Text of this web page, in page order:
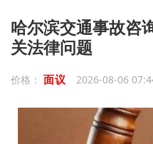
哈尔滨交通事故咨
关法律问题
价格： 面议 2026-08-06